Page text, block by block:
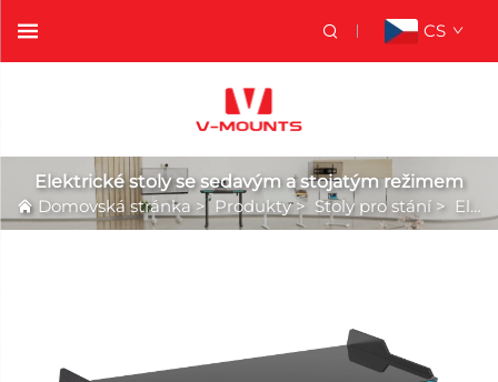
CS
Elektrické stoly se sedavým a stojatým režimem
Domovská stránka> Produkty> Stoly pro stání > Elektrické stoly se sedavým a stojatým režimem